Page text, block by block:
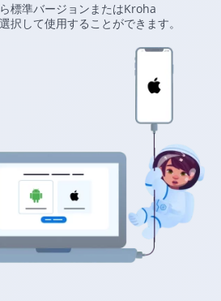
標準バージョンまたはKroha
択して使用することができます。